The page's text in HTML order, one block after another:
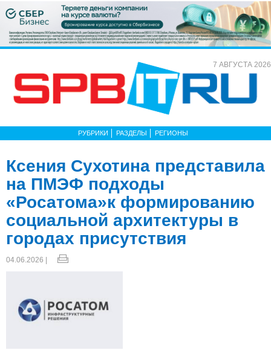
7 АВГУСТА 2026
РУБРИКИ РАЗДЕЛЫ РЕГИОНЫ
Ксения Сухотина представила
на ПМЭФ подходы
«Росатома»к формированию
социальной архитектуры в
городах присутствия
04.06.2026 |